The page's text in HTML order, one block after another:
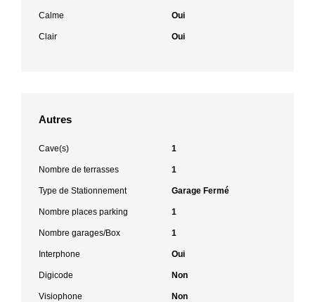
Calme Oui
Clair Oui
Autres
Cave(s) 1
Nombre de terrasses 1
Type de Stationnement Garage Fermé
Nombre places parking 1
Nombre garages/Box 1
Interphone Oui
Digicode Non
Visiophone Non